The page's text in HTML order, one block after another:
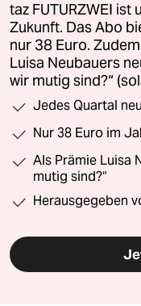
taz FUTURZWEI ist
Zukunft. Das Abo
nur 38 Euro.
Luisa Neubauers
wir mutig sind?“
Jedes Quartal
Nur 38 Euro im
Als Prämie Luisa
mutig sind?“
Herausgegeben